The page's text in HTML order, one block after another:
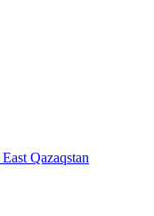
Qazaqstan